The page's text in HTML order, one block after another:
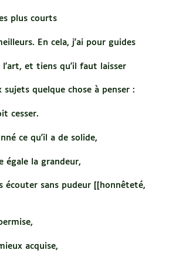
plus courts
En cela, j'ai pour guides
l'art, et tiens qu'il faut laisser
sujets quelque chose à penser :
cesser.
ce qu'il a de solide,
égale la grandeur,
écouter sans pudeur [[honnêteté,
acquise,